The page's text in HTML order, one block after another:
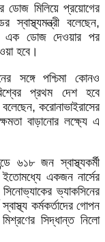
ডোজ মিলিয়ে প্রয়োগের
স্বাস্থ্যমন্ত্রী বলেছেন,
এক ডোজ দেওয়ার পর
হবে।
সঙ্গে পশ্চিমা কোনও
প্রথম দেশ হবে
বলেছেন, করোনাভাইরাসের
বাড়ানোর লক্ষ্যে এ
৬১৮ জন স্বাস্থ্যকর্মী
একজন নার্সের
ভ্যাকসিনের
কর্মকর্তাদের গোপন
সিদ্ধান্ত নিলো